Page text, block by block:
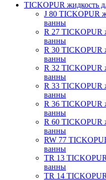
TICKOPUR жидкость
J 80 TICKOPUR
ванны
R 27 TICKOPUR
ванны
R 30 TICKOPUR
ванны
R 32 TICKOPUR
ванны
R 33 TICKOPUR
ванны
R 36 TICKOPUR
ванны
R 60 TICKOPUR
ванны
RW 77
ванны
TR 13 TICKOPUR
ванны
TR 14 TICKOPUR